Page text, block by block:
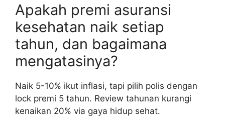
Apakah premi asuransi
kesehatan naik setiap
tahun, dan bagaimana
mengatasinya?
Naik 5-10% ikut inflasi, tapi pilih polis dengan
lock premi 5 tahun. Review tahunan kurangi
kenaikan 20% via gaya hidup sehat.